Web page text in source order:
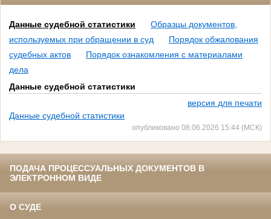
Данные судебной статистики
Образцы документов,
используемых при обращении в суд
Порядок обжалования
судебных актов
Порядок ознакомления с материалами
дела
Данные судебной статистики
версия для печати
Данные судебной статистики
опубликовано 08.06.2026 15:44 (МСК)
ПОДАЧА ПРОЦЕССУАЛЬНЫХ ДОКУМЕНТОВ В
ЭЛЕКТРОННОМ ВИДЕ
О СУДЕ